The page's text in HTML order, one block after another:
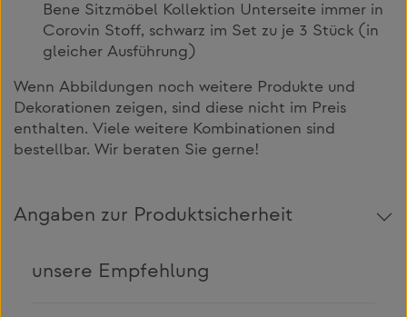
Bene Sitzmöbel Kollektion Unterseite immer in
Corovin Stoff, schwarz im Set zu je 3 Stück (in
gleicher Ausführung)
Wenn Abbildungen noch weitere Produkte und
Dekorationen zeigen, sind diese nicht im Preis
enthalten. Viele weitere Kombinationen sind
bestellbar. Wir beraten Sie gerne!
Angaben zur Produktsicherheit
unsere Empfehlung